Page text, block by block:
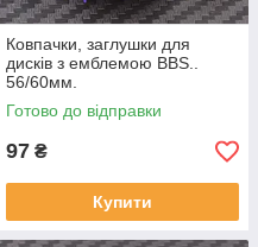
Ковпачки, заглушки для
дисків з емблемою BBS..
56/60мм.
Готово до відправки
97 ₴
Купити